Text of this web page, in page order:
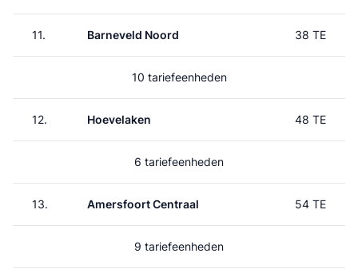
11. Barneveld Noord 38 TE
10 tariefeenheden
12. Hoevelaken 48 TE
6 tariefeenheden
13. Amersfoort Centraal 54 TE
9 tariefeenheden